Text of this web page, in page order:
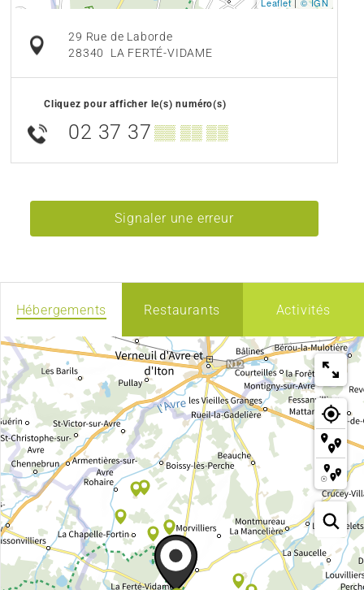
Leaflet| © IGN
29 Rue de Laborde
28340
LA FERTÉ-VIDAME
Cliquez pour afficher le(s) numéro(s)
02 37 37 ▒▒ ▒▒ ▒▒
Signaler une erreur
Hébergements Restaurants Activités